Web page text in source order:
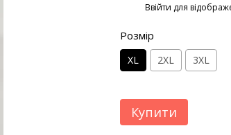
Ввійти для
Розмір
XL 2XL 3XL
Купити